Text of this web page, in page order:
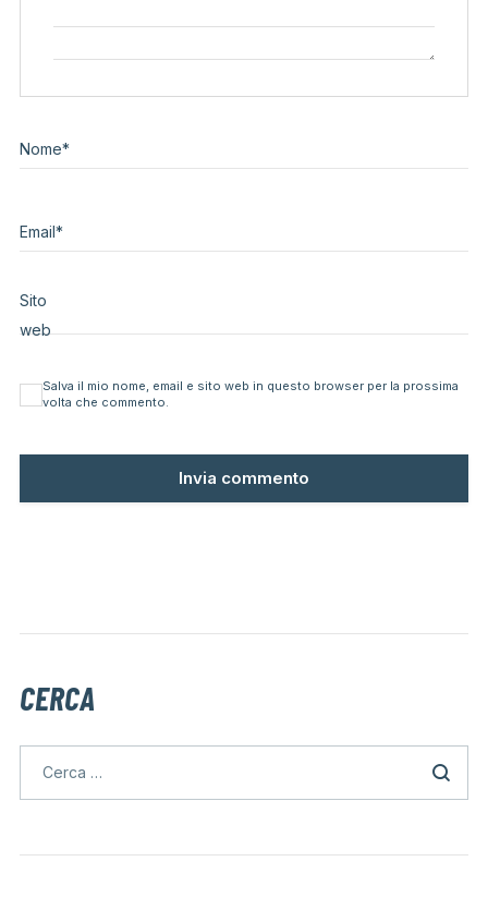
Nome*
Email*
Sito
web
Salva il mio nome, email e sito web in questo browser per la prossima
volta che commento.
CERCA